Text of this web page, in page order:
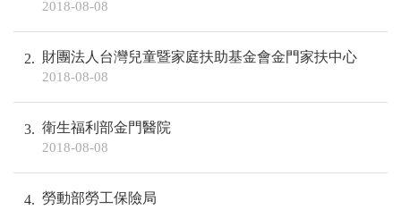
2018-08-08
2 財團法人台灣兒童暨家庭扶助基金會金門家扶中心
2018-08-08
3 衛生福利部金門醫院
2018-08-08
4 勞動部勞工保險局